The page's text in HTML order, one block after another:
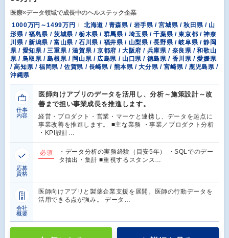
医療×データ領域で成長中のヘルステック企業
1000万円～1499万円
北海道 / 青森県 / 岩手県 / 宮城県 / 秋田県 / 山
形県 / 福島県 / 茨城県 / 栃木県 / 群馬県 / 埼玉県 / 千葉県 / 東京都 / 神奈
川県 / 新潟県 / 富山県 / 石川県 / 福井県 / 山梨県 / 長野県 / 岐阜県 / 静岡
県 / 愛知県 / 三重県 / 滋賀県 / 京都府 / 大阪府 / 兵庫県 / 奈良県 / 和歌山
県 / 鳥取県 / 島根県 / 岡山県 / 広島県 / 山口県 / 徳島県 / 香川県 / 愛媛県
/ 高知県 / 福岡県 / 佐賀県 / 長崎県 / 熊本県 / 大分県 / 宮崎県 / 鹿児島県 /
沖縄県
仕事
内容
医師向けアプリのデータを活用し、分析～施策設計～改
善まで担い事業成長を推進します。
経営・プロダクト・営業・マーケと連携し、データを起点に
事業改善を推進します。 ■主な業務 ・事業／プロダクト分析
・KPI設計…
応募
資格
必須
・データ分析の実務経験（目安5年） ・SQLでのデー
タ抽出・集計 ■重視するスタンス…
会社
概要
医師向けアプリと製薬企業支援を展開。医師の行動データを
活用できる点が強み。 データ…